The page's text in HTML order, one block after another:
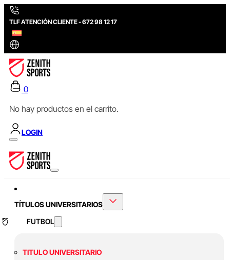
TLF ATENCIÓN CLIENTE - 672 98 12 17
0
No hay productos en el carrito.
LOGIN
TÍTULOS UNIVERSITARIOS
FUTBOL
TITULO UNIVERSITARIO